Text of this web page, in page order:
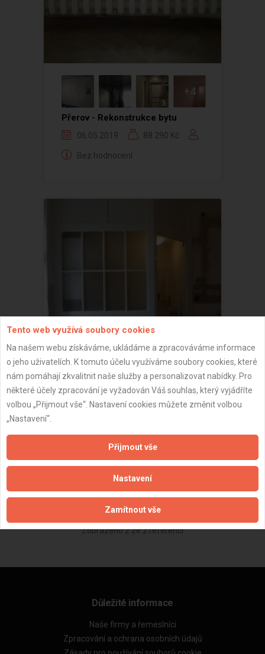
Přerov - Rekonstrukce bytu
06.05.2019 88 290 Kč
Bez hodnocení
+4
21.06.2016 92 000 Kč
Bez hodnocení
+3
Zobrazeno 2 ze 2 referencí
Důležité informace
Naše firmy a řemeslníci
Zpracování a ochrana osobních údajů
Tento web využívá soubory cookies
Na našem webu získáváme, ukládáme a zpracováváme informace
o jeho uživatelích. K tomuto účelu využíváme soubory cookies, které
nám pomáhají zkvalitnit naše služby a personalizovat nabídky. Pro
některé účely zpracování je vyžadován Váš souhlas, který vyjádříte
volbou „Přijmout vše“. Nastavení cookies můžete změnit volbou
„Nastavení“.
Přijmout vše
Nastavení
Zamítnout vše